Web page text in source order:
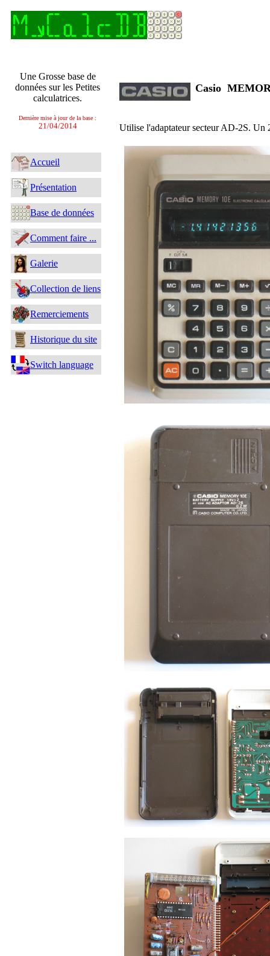
Une Grosse base de
données sur les Petites
calculatrices.
Dernière mise à jour de la base :
21/04/2014
Accueil
Présentation
Base de données
Comment faire ...
Galerie
Collection de liens
Remerciements
Historique du site
Switch language
Casio
Utilise l'adaptateur secteur AD-2S. Un